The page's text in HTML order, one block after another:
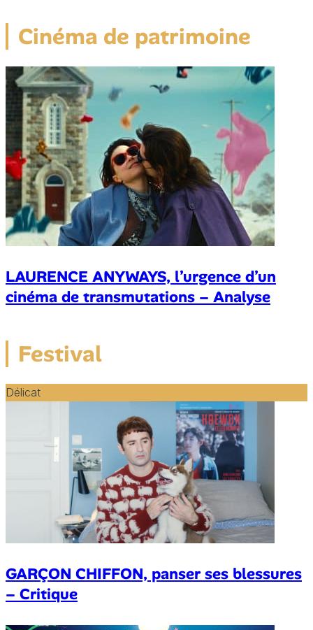
Cinéma de patrimoine
LAURENCE ANYWAYS, l’urgence d’un
cinéma de transmutations – Analyse
Festival
Délicat
GARÇON CHIFFON, panser ses blessures
– Critique